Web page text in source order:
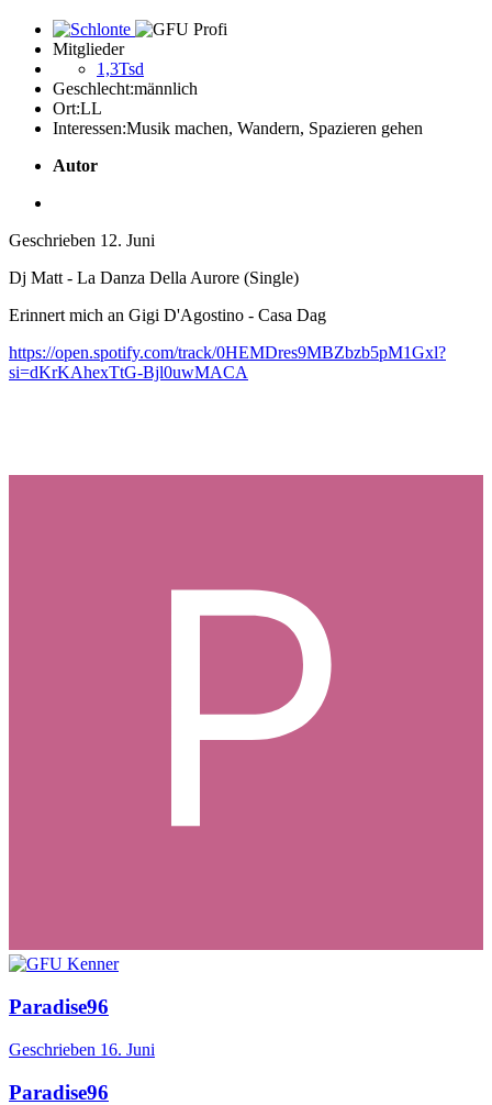
Mitglieder
1,3Tsd
Geschlecht:männlich
Ort:LL
Interessen:Musik machen, Wandern, Spazieren gehen
Autor
Geschrieben 12. Juni
Dj Matt - La Danza Della Aurore (Single)
Erinnert mich an Gigi D'Agostino - Casa Dag
https://open.spotify.com/track/0HEMDres9MBZbzb5pM1Gxl?
si=dKrKAhexTtG-Bjl0uwMACA
Paradise96
Geschrieben 16. Juni
Paradise96